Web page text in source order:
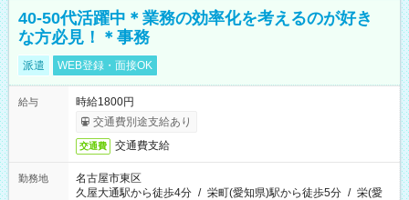
40-50代活躍中＊業務の効率化を考えるのが好き
な方必見！＊事務
派遣 WEB登録・面接OK
給与
時給1800円
交通費別途支給あり
交通費 交通費支給
勤務地
名古屋市東区
久屋大通駅から徒歩4分 / 栄町(愛知県)駅から徒歩5分 / 栄(愛